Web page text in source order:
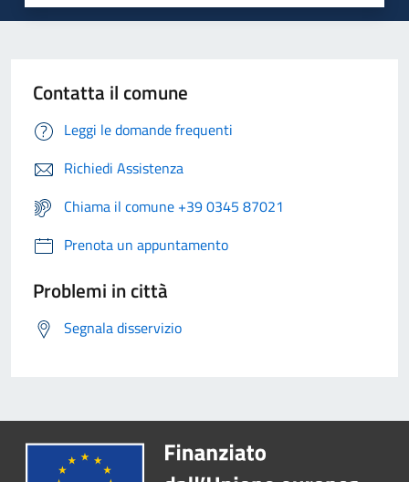
Contatta il comune
Leggi le domande frequenti
Richiedi Assistenza
Chiama il comune +39 0345 87021
Prenota un appuntamento
Problemi in città
Segnala disservizio